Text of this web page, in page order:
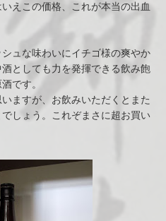
えこの価格、これが本当の出血
ュな味わいにイチゴ様の爽やか
としても力を発揮できる飲み飽
です。
ますが、お飲みいただくとまた
しょう。これぞまさに超お買い